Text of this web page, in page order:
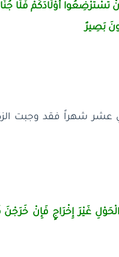
تَسْتَرْضِعُوا أَوْلَادَكُمْ فَلَا
بَصِيرٌ
عشر شهراً فقد وجبت
غَيْرَ إِخْرَاجٍ فَإِنْ خَرَجْنَ